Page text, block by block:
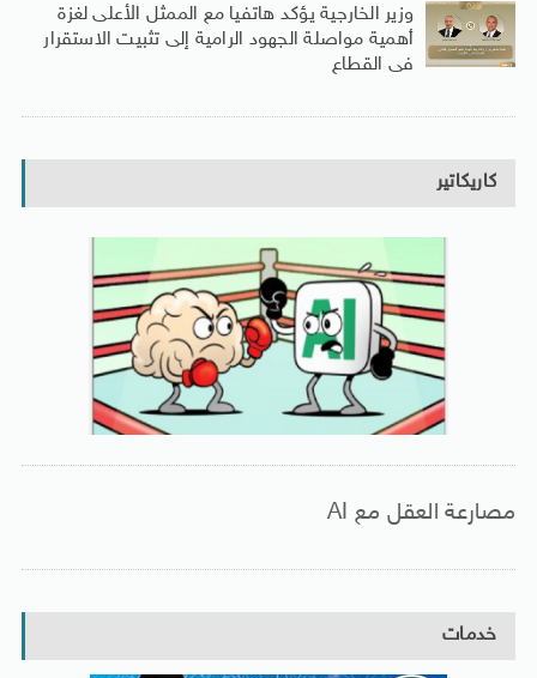
وزير الخارجية يؤكد هاتفيا مع الممثل الأعلى لغزة
أهمية مواصلة الجهود الرامية إلى تثبيت الاستقرار
فى القطاع
كاريكاتير
مصارعة العقل مع AI
خدمات